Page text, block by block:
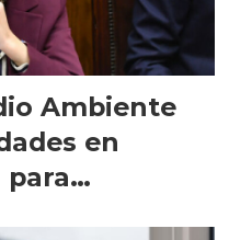
Ambiente
en